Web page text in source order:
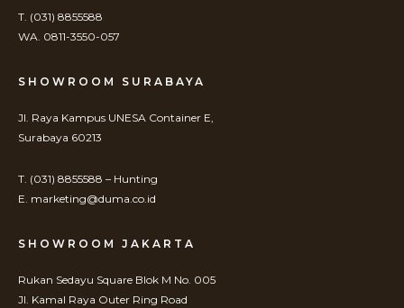
T. (031) 8855588
WA. 0811-3550-057
SHOWROOM SURABAYA
Jl. Raya Kampus UNESA Container E,
Surabaya 60213
T. (031) 8855588 – Hunting
E. marketing@duma.co.id
SHOWROOM JAKARTA
Rukan Sedayu Square Blok M No. 005
Jl. Kamal Raya Outer Ring Road